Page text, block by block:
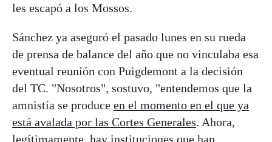
les escapó a los Mossos.
Sánchez ya aseguró el pasado lunes en su rueda
de prensa de balance del año que no vinculaba esa
eventual reunión con Puigdemont a la decisión
del TC. "Nosotros", sostuvo, "entendemos que la
amnistía se produce en el momento en el que ya
está avalada por las Cortes Generales. Ahora,
legítimamente, hay instituciones que han